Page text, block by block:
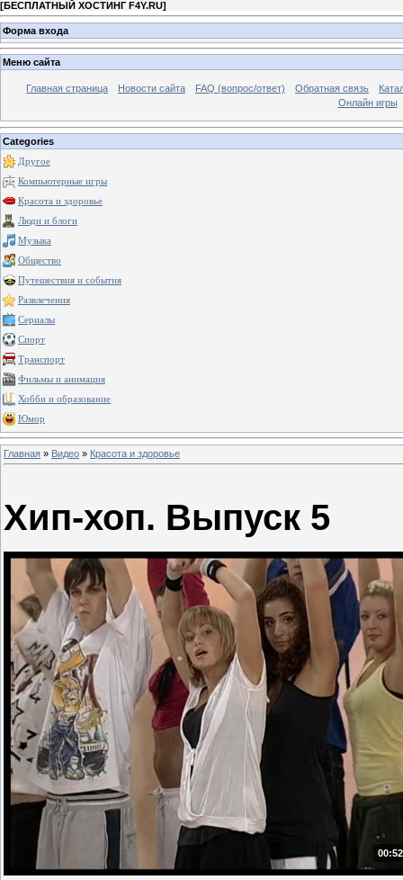
[БЕСПЛАТНЫЙ ХОСТИНГ F4Y.RU]
Форма входа
Меню сайта
Главная страница Новости сайта FAQ (вопрос/ответ) Обратная связь
Онлайн игры
Categories
Другое
Компьютерные игры
Красота и здоровье
Люди и блоги
Музыка
Общество
Путешествия и события
Развлечения
Сериалы
Спорт
Транспорт
Фильмы и анимация
Хобби и образование
Юмор
Главная » Видео » Красота и здоровье
Хип-хоп. Выпуск 5